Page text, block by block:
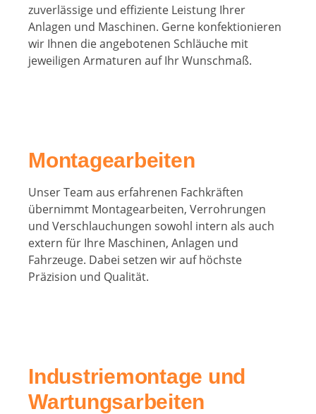
zuverlässige und effiziente Leistung Ihrer
Anlagen und Maschinen. Gerne konfektionieren
wir Ihnen die angebotenen Schläuche mit
jeweiligen Armaturen auf Ihr Wunschmaß.
Montagearbeiten
Unser Team aus erfahrenen Fachkräften
übernimmt Montagearbeiten, Verrohrungen
und Verschlauchungen sowohl intern als auch
extern für Ihre Maschinen, Anlagen und
Fahrzeuge. Dabei setzen wir auf höchste
Präzision und Qualität.
Industriemontage und
Wartungsarbeiten